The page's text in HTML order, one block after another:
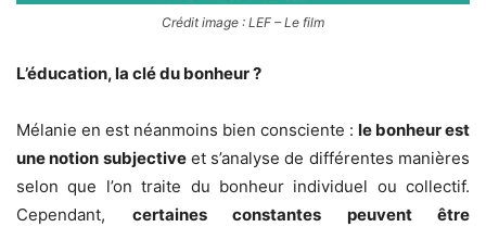
Crédit image : LEF – Le film
L’éducation, la clé du bonheur ?
Mélanie en est néanmoins bien consciente : le bonheur est
une notion subjectiveet s’analyse de différentes manières
selon que l’on traite du bonheur individuel ou collectif.
Cependant, certaines constantes peuvent être